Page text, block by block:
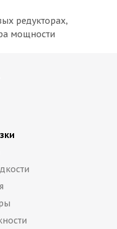
редукторах,
мощности